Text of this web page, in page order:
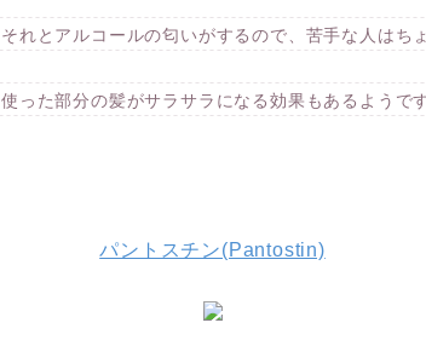
それとアルコールの匂いがするので、苦手な人はち
使った部分の髪がサラサラになる効果もあるようです
パントスチン(Pantostin)